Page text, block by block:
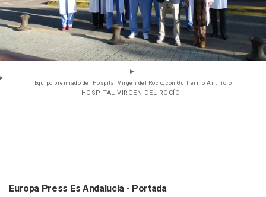
Equipo premiado del Hospital Virgen del Rocío, con Guillermo Antiñolo
- HOSPITAL VIRGEN DEL ROCÍO
Europa Press Es Andalucía - Portada